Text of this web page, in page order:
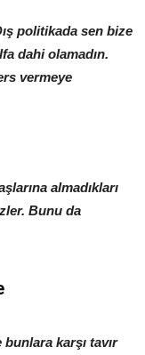
politikada sen bize
dahi olamadın.
vermeye
almadıkları
Bunu da
karşı tavır